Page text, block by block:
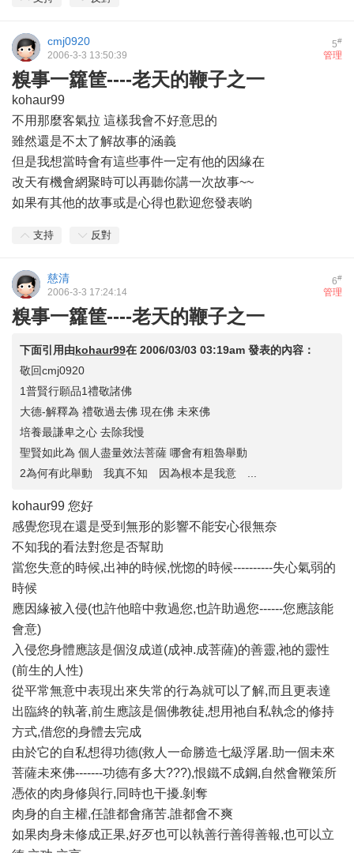
5#
cmj0920
管理
2006-3-3 13:50:39
糗事一籮筐----老天的鞭子之一
kohaur99
不用那麼客氣拉 這樣我會不好意思的
雖然還是不太了解故事的涵義
但是我想當時會有這些事件一定有他的因緣在
改天有機會網聚時可以再聽你講一次故事~~
如果有其他的故事或是心得也歡迎您發表喲
支持 反對
6#
慈清
管理
2006-3-3 17:24:14
糗事一籮筐----老天的鞭子之一
下面引用由kohaur99在 2006/03/03 03:19am 發表的內容：
敬回cmj0920
1普賢行願品1禮敬諸佛
大德-解釋為 禮敬過去佛 現在佛 未來佛
培養最謙卑之心 去除我慢
聖賢如此為 個人盡量效法菩薩 哪會有粗魯舉動
2為何有此舉動 我真不知 因為根本是我意 ...
kohaur99 您好
感覺您現在還是受到無形的影響不能安心很無奈
不知我的看法對您是否幫助
當您失意的時候,出神的時候,恍惚的時候----------失心氣弱的
時候
應因緣被入侵(也許他暗中救過您,也許助過您------您應該能
會意)
入侵您身體應該是個沒成道(成神.成菩薩)的善靈,祂的靈性
(前生的人性)
從平常無意中表現出來失常的行為就可以了解,而且更表達
出臨終的執著,前生應該是個佛教徒,想用祂自私執念的修持
方式,借您的身體去完成
由於它的自私想得功德(救人一命勝造七級浮屠.助一個未來
菩薩未來佛-------功德有多大???),恨鐵不成鋼,自然會鞭策所
憑依的肉身修與行,同時也干擾.剝奪
肉身的自主權,任誰都會痛苦.誰都會不爽
如果肉身未修成正果,好歹也可以執善行善得善報,也可以立